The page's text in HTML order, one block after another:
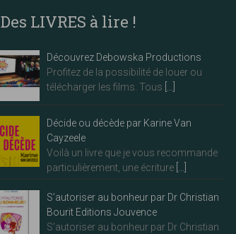
Des LIVRES à lire !
Découvrez Debowska Productions
Profitez de la possibilité de louer ou
télécharger les films. Tous
Décide ou décède par Karine Van
Cayzeele
Voilà un livre que je vous recommande
particulièrement, une écriture
S’autoriser au bonheur par Dr Christian
Bourit Editions Jouvence
S’autoriser au bonheur par Dr Christian